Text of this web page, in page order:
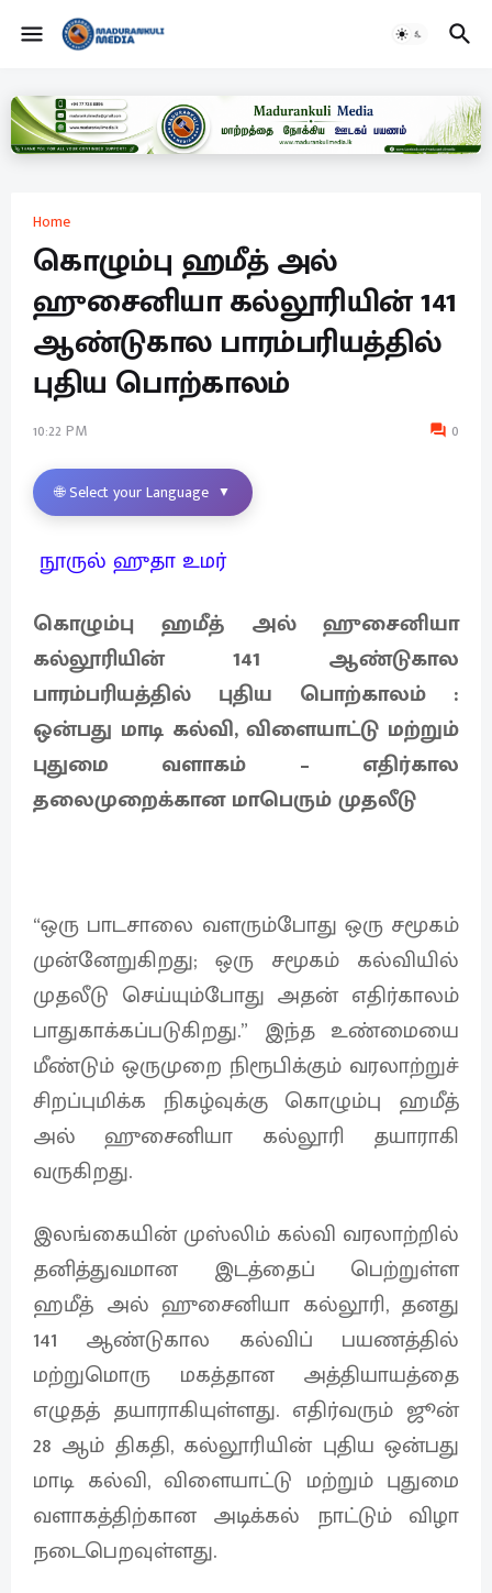
Home
கொழும்பு ஹமீத் அல்
ஹுசைனியா கல்லூரியின் 141
ஆண்டுகால பாரம்பரியத்தில்
புதிய பொற்காலம்
10:22 PM 0
🌐 Select your Language ▼
நூருல் ஹுதா உமர்
கொழும்பு ஹமீத் அல் ஹுசைனியா
கல்லூரியின் 141 ஆண்டுகால
பாரம்பரியத்தில் புதிய பொற்காலம் :
ஒன்பது மாடி கல்வி, விளையாட்டு மற்றும்
புதுமை வளாகம் – எதிர்கால
தலைமுறைக்கான மாபெரும் முதலீடு
“ஒரு பாடசாலை வளரும்போது ஒரு சமூகம்
முன்னேறுகிறது; ஒரு சமூகம் கல்வியில்
முதலீடு செய்யும்போது அதன் எதிர்காலம்
பாதுகாக்கப்படுகிறது.” இந்த உண்மையை
மீண்டும் ஒருமுறை நிரூபிக்கும் வரலாற்றுச்
சிறப்புமிக்க நிகழ்வுக்கு கொழும்பு ஹமீத்
அல் ஹுசைனியா கல்லூரி தயாராகி
வருகிறது.
இலங்கையின் முஸ்லிம் கல்வி வரலாற்றில்
தனித்துவமான இடத்தைப் பெற்றுள்ள
ஹமீத் அல் ஹுசைனியா கல்லூரி, தனது
141 ஆண்டுகால கல்விப் பயணத்தில்
மற்றுமொரு மகத்தான அத்தியாயத்தை
எழுதத் தயாராகியுள்ளது. எதிர்வரும் ஜூன்
28 ஆம் திகதி, கல்லூரியின் புதிய ஒன்பது
மாடி கல்வி, விளையாட்டு மற்றும் புதுமை
வளாகத்திற்கான அடிக்கல் நாட்டும் விழா
நடைபெறவுள்ளது.